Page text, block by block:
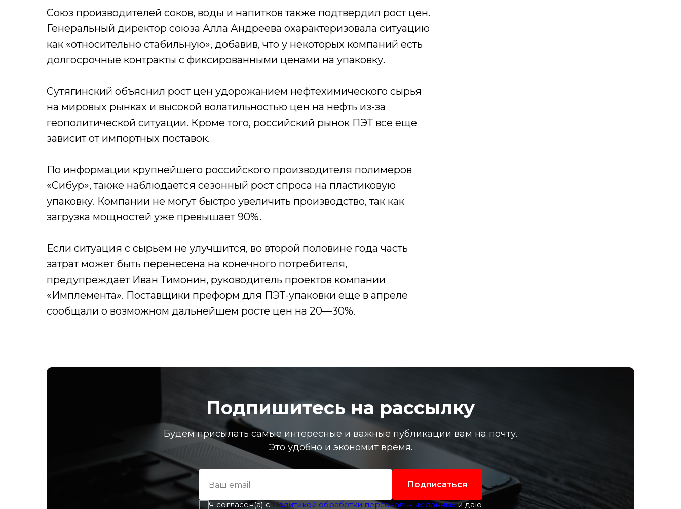
Союз производителей соков, воды и напитков также подтвердил рост цен.
Генеральный директор союза Алла Андреева охарактеризовала ситуацию
как «относительно стабильную», добавив, что у некоторых компаний есть
долгосрочные контракты с фиксированными ценами на упаковку.
Сутягинский объяснил рост цен удорожанием нефтехимического сырья
на мировых рынках и высокой волатильностью цен на нефть из-за
геополитической ситуации. Кроме того, российский рынок ПЭТ все еще
зависит от импортных поставок.
По информации крупнейшего российского производителя полимеров
«Сибур», также наблюдается сезонный рост спроса на пластиковую
упаковку. Компании не могут быстро увеличить производство, так как
загрузка мощностей уже превышает 90%.
Если ситуация с сырьем не улучшится, во второй половине года часть
затрат может быть перенесена на конечного потребителя,
предупреждает Иван Тимонин, руководитель проектов компании
«Имплемента». Поставщики преформ для ПЭТ-упаковки еще в апреле
сообщали о возможном дальнейшем росте цен на 20—30%.
Подпишитесь на рассылку
Будем присылать самые интересные и важные публикации вам на почту.
Это удобно и экономит время.
Я согласен(а) с Политикой обработки персональных данныхи даю
Подписаться